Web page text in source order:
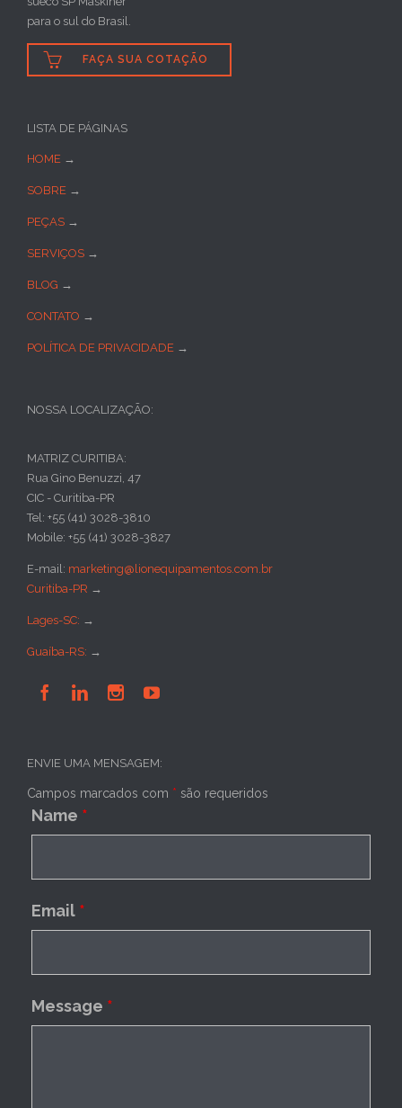
para o sul do Brasil.
 FAÇA SUA COTAÇÃO
LISTA DE PÁGINAS
HOME →
SOBRE →
PEÇAS →
SERVIÇOS →
BLOG →
CONTATO →
POLÍTICA DE PRIVACIDADE →
NOSSA LOCALIZAÇÃO:
MATRIZ CURITIBA:
Rua Gino Benuzzi, 47
CIC - Curitiba-PR
Tel: +55 (41) 3028-3810
Mobile: +55 (41) 3028-3827
E-mail: marketing@lionequipamentos.com.br
Curitiba-PR →
Lages-SC: →
Guaíba-RS: →
   
ENVIE UMA MENSAGEM:
Campos marcados com * são requeridos
Name *
Email *
Message *